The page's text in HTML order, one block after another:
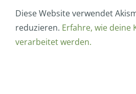
Diese Website verwendet
reduzieren. Erfahre, wie deine
verarbeitet werden.